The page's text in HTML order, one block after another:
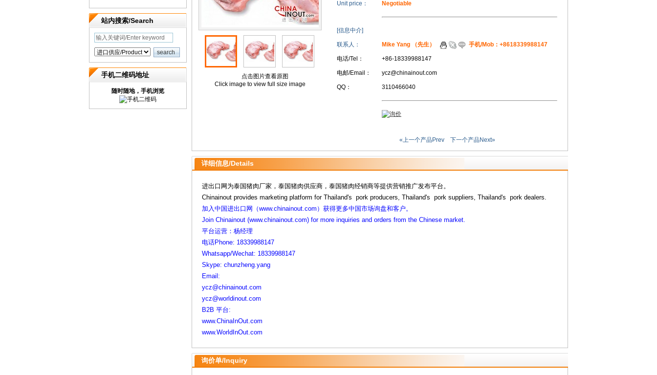
站内搜索/Search
手机二维码地址
随时随地，手机浏览
点击图片查看原图
Click image to view full size image
Unit price：
Negotiable
[信息中介]
联系人： Mike Yang （先生） 手机/Mob：+8618339988147
电话/Tel： +86-18339988147
电邮/Email： ycz@chinainout.com
QQ： 3110466040
«上一个产品Prev 下一个产品Next»
详细信息/Details
进出口网为泰国猪肉厂家， 泰国猪肉供应商， 泰国猪肉经销商等提供营销推广发布平台。
Chinainout provides marketing platform for Thailand's pork producers, Thailand's pork suppliers, Thailand's pork dealers.
加入中国进出口网（www.chinainout.com）获得更多中国市场询盘和客户。
Join Chinainout (www.chinainout.com) for more inquiries and orders from the Chinese market.
平台运营：杨经理
电话Phone: 18339988147
Whatsapp/Wechat: 18339988147
Skype: chunzheng.yang
Email:
ycz@chinainout.com
ycz@worldinout.com
B2B 平台:
www.ChinaInOut.com
www.WorldInOut.com
询价单/Inquiry